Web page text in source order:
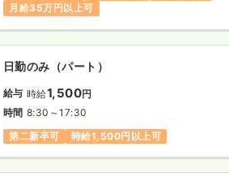
月給35万円以上可
日勤のみ（パート）
給与 時給1,500円
時間 8:30～17:30
第二新卒可
時給1,500円以上可